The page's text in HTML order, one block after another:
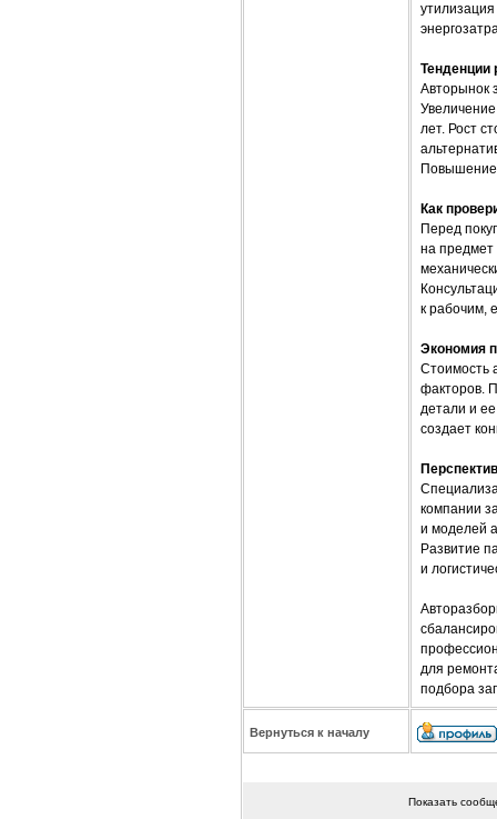
Тенденции
Авторынок
лет. Рост
Повышение
Как
Перед
на предмет
к рабочим,
Экономия
Стоимость
факторов.
детали и
создает
компании
и моделей
Развитие
и
для
подбора
Вернуться к началу
Показать